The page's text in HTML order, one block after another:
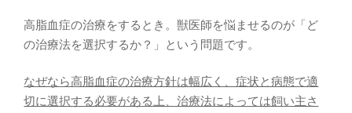
高脂血症の治療をするとき。獣医師を悩ませるのが「ど
の治療法を選択するか？」という問題です。
なぜなら高脂血症の治療方針は幅広く、症状と病態で適
切に選択する必要がある上、治療法によっては飼い主さ